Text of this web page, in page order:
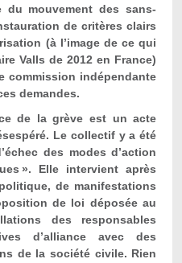
du mouvement des sans-
de critères clairs
(à l’image de ce qui
Valls de 2012 en France)
commission indépendante
demandes.
de la grève est un acte
Le collectif y a été
des modes d’action
». Elle intervient après
de manifestations
de loi déposée au
des responsables
d’alliance avec des
de la société civile. Rien